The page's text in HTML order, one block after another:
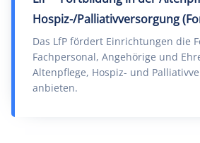
Hospiz-/Palliativversorgung
Das LfP fördert Einrichtungen die
Fachpersonal, Angehörige und
Altenpflege, Hospiz- und
anbieten.